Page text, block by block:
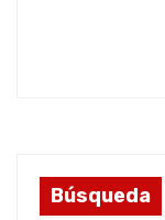
Búsqueda